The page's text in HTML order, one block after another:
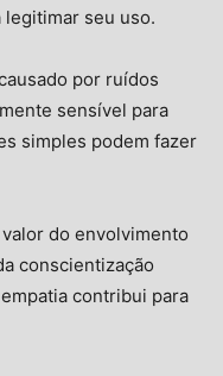
seu uso.
por ruídos
sensível para
simples podem fazer
do envolvimento
conscientização
contribui para